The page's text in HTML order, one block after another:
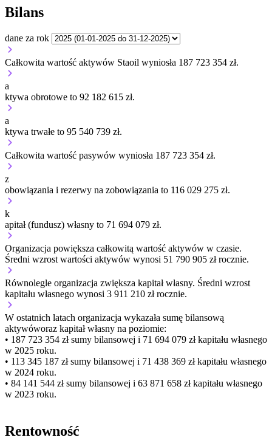
Bilans
dane za rok
Całkowita wartość aktywów Staoil wyniosła 187 723 354 zł.
a
ktywa obrotowe to 92 182 615 zł.
a
ktywa trwałe to 95 540 739 zł.
Całkowita wartość pasywów wyniosła 187 723 354 zł.
z
obowiązania i rezerwy na zobowiązania to 116 029 275 zł.
k
apitał (fundusz) własny to 71 694 079 zł.
Organizacja powiększa całkowitą wartość aktywów w czasie.
Średni wzrost wartości aktywów wynosi 51 790 905 zł rocznie.
Równolegle organizacja zwiększa kapitał własny. Średni wzrost
kapitału własnego wynosi 3 911 210 zł rocznie.
W ostatnich latach organizacja wykazała sumę bilansową
aktywóworaz kapitał własny na poziomie:
• 187 723 354 złsumy bilansowej i 71 694 079 zł kapitału własnego
w 2025 roku.
• 113 345 187 złsumy bilansowej i 71 438 369 zł kapitału własnego
w 2024 roku.
• 84 141 544 złsumy bilansowej i 63 871 658 zł kapitału własnego
w 2023 roku.
Rentowność